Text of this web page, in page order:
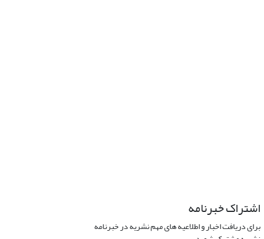
اشتراک خبرنامه
برای دریافت اخبار و اطلاعیه های مهم نشریه در خبرنامه